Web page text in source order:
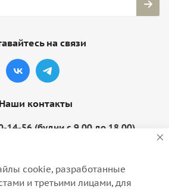
на связи
Наши контакты
14-56 (будни с 9.00 до 18.00)
шоссе, д. 132, стр. 9
cookie, разработанные
и третьими лицами, для